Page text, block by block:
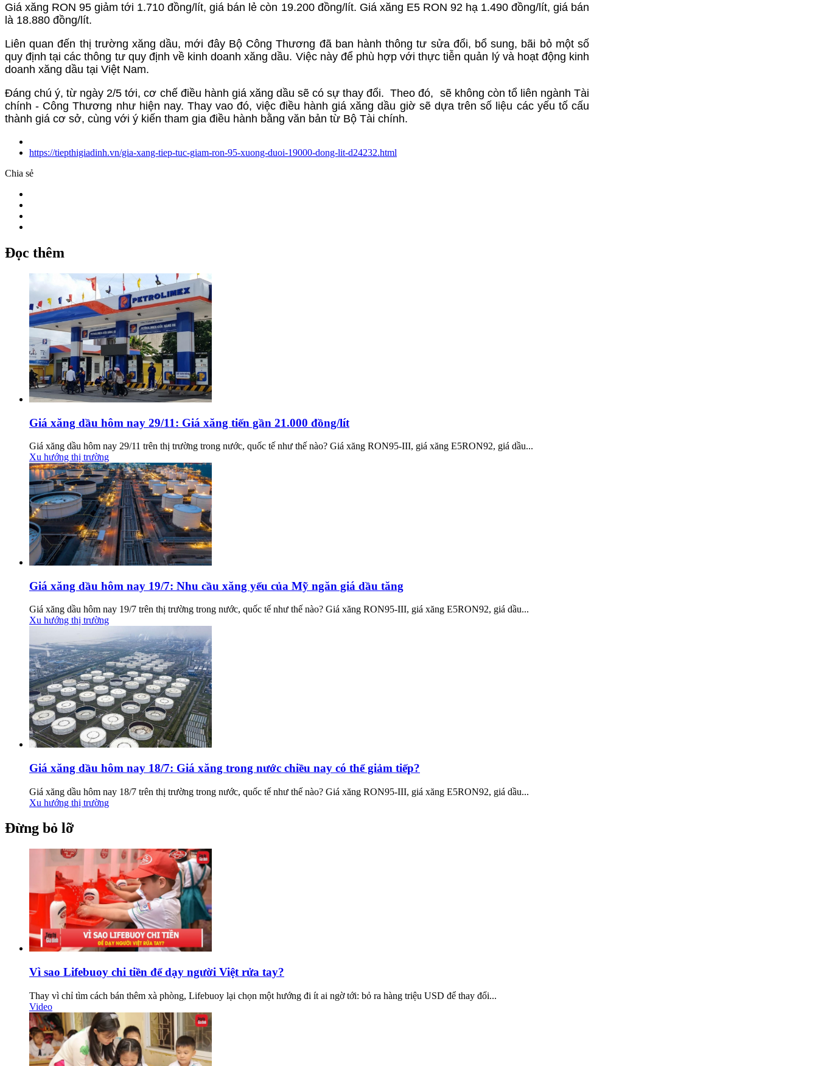
Giá xăng RON 95 giảm tới 1.710 đồng/lít, giá bán lẻ còn 19.200 đồng/lít. Giá xăng E5 RON 92 hạ 1.490 đồng/lít, giá bán
là 18.880 đồng/lít.
Liên quan đến thị trường xăng dầu, mới đây Bộ Công Thương đã ban hành thông tư sửa đổi, bổ sung, bãi bỏ một số
quy định tại các thông tư quy định về kinh doanh xăng dầu. Việc này để phù hợp với thực tiễn quản lý và hoạt động kinh
doanh xăng dầu tại Việt Nam.
Đáng chú ý, từ ngày 2/5 tới, cơ chế điều hành giá xăng dầu sẽ có sự thay đổi. Theo đó, sẽ không còn tổ liên ngành Tài
chính - Công Thương như hiện nay. Thay vao đó, việc điều hành giá xăng dầu giờ sẽ dựa trên số liệu các yếu tố cấu
thành giá cơ sở, cùng với ý kiến tham gia điều hành bằng văn bản từ Bộ Tài chính.
https://tiepthigiadinh.vn/gia-xang-tiep-tuc-giam-ron-95-xuong-duoi-19000-dong-lit-d24232.html
Chia sẻ
Đọc thêm
Giá xăng dầu hôm nay 29/11: Giá xăng tiến gần 21.000 đồng/lít
Giá xăng dầu hôm nay 29/11 trên thị trường trong nước, quốc tế như thế nào? Giá xăng RON95-III, giá xăng E5RON92, giá dầu...
Xu hướng thị trường
Giá xăng dầu hôm nay 19/7: Nhu cầu xăng yếu của Mỹ ngăn giá dầu tăng
Giá xăng dầu hôm nay 19/7 trên thị trường trong nước, quốc tế như thế nào? Giá xăng RON95-III, giá xăng E5RON92, giá dầu...
Xu hướng thị trường
Giá xăng dầu hôm nay 18/7: Giá xăng trong nước chiều nay có thể giảm tiếp?
Giá xăng dầu hôm nay 18/7 trên thị trường trong nước, quốc tế như thế nào? Giá xăng RON95-III, giá xăng E5RON92, giá dầu...
Xu hướng thị trường
Đừng bỏ lỡ
Vì sao Lifebuoy chi tiền để dạy người Việt rửa tay?
Thay vì chỉ tìm cách bán thêm xà phòng, Lifebuoy lại chọn một hướng đi ít ai ngờ tới: bỏ ra hàng triệu USD để thay đổi...
Video